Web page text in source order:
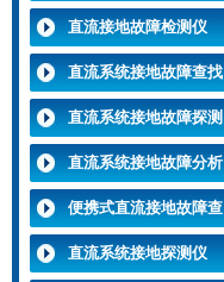
直流接地故障检测仪
直流系统接地故障查找
仪
直流系统接地故障探测
仪
直流系统接地故障分析
仪
便携式直流接地故障查
找仪
直流系统接地探测仪